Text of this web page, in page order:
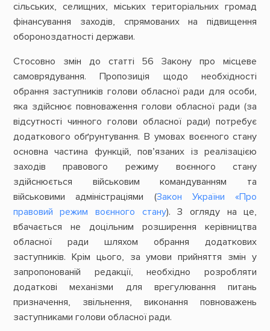
сільських, селищних, міських територіальних громад
фінансування заходів, спрямованих на підвищення
обороноздатності держави.
Стосовно змін до статті 56 Закону про місцеве
самоврядування. Пропозиція щодо необхідності
обрання заступників голови обласної ради для особи,
яка здійснює повноваження голови обласної ради (за
відсутності чинного голови обласної ради) потребує
додаткового обґрунтування. В умовах воєнного стану
основна частина функцій, пов’язаних із реалізацією
заходів правового режиму воєнного стану
здійснюється військовим командуванням та
військовими адміністраціями (Закон України «Про
правовий режим воєнного стану). З огляду на це,
вбачається не доцільним розширення керівництва
обласної ради шляхом обрання додаткових
заступників. Крім цього, за умови прийняття змін у
запропонованій редакції, необхідно розробляти
додаткові механізми для врегулювання питань
призначення, звільнення, виконання повноважень
заступниками голови обласної ради.